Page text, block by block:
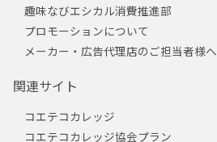
趣味なびエシカル消費推進部
プロモーションについて
メーカー・広告代理店のご担当者様へ
関連サイト
コエテコカレッジ
コエテコカレッジ協会プラン